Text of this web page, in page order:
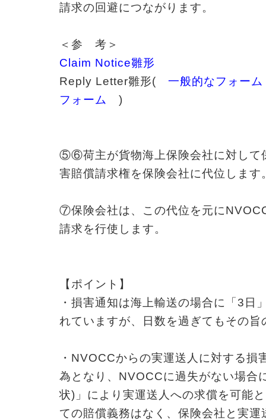
請求の回避につながります。
＜参 考＞
Claim Notice雛形
Reply Letter雛形( 一般的なフォーム
フォーム
)
⑤⑥荷主が貨物海上保険会社に対して
害賠償請求権を保険会社に代位します
⑦保険会社は、この代位を元に
請求を行使します。
【ポイント】
・損害通知は海上輸送の場合に「3日
れていますが、日数を過ぎてもその
・NVOCCからの実運送人に対する
為となり、NVOCCに過失がない場合
状)」により実運送人への求償を可能
ての賠償義務はなく、保険会社と実